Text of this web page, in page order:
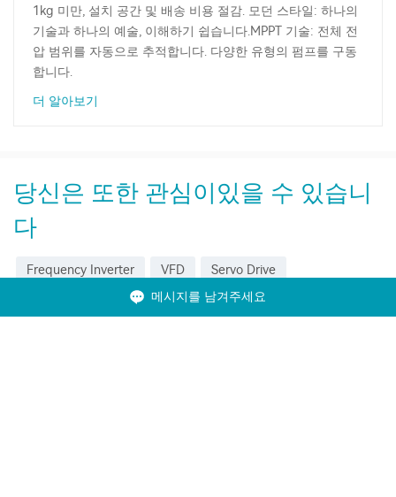
1kg 미만, 설치 공간 및 배송 비용 절감. 모던 스타일: 하나의
기술과 하나의 예술, 이해하기 쉽습니다.MPPT 기술: 전체 전
압 범위를 자동으로 추적합니다. 다양한 유형의 펌프를 구동
합니다.
더 알아보기
당신은 또한 관심이있을 수 있습니
다
Frequency Inverter VFD Servo Drive
Solar Pump Inverter PLC HMI
메시지를 남겨주세요